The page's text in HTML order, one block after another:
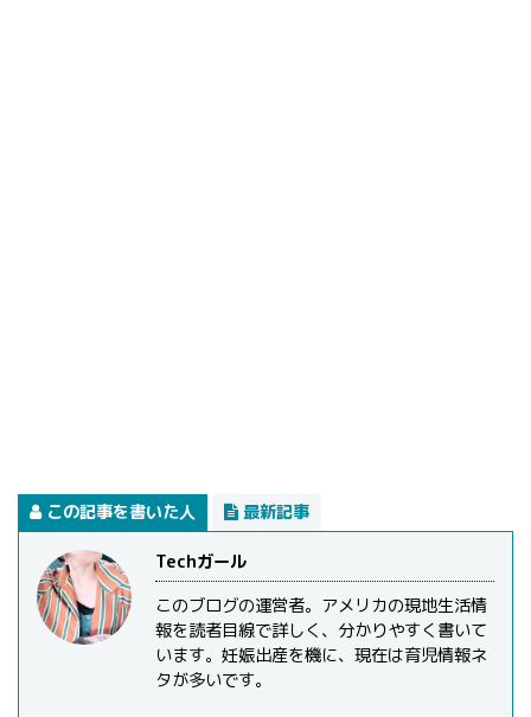
この記事を書いた人 最新記事
Techガール
このブログの運営者。アメリカの現地生活情
報を読者目線で詳しく、分かりやすく書いて
います。妊娠出産を機に、現在は育児情報ネ
タが多いです。